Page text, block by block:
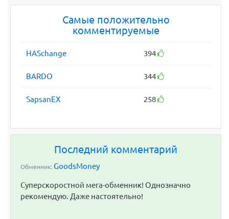
Самые положительно
комментируемые
HASchange 394
BARDO 344
SapsanEX 258
Последний комментарий
Обменник: GoodsMoney
Суперскоростной мега-обменник! Однозначно
рекомендую. Даже настоятельно!